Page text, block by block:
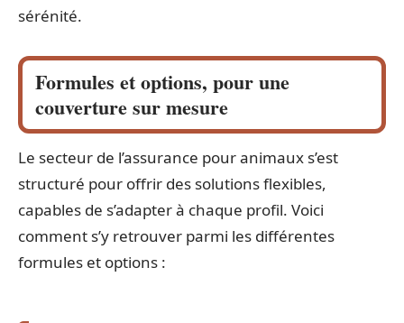
sérénité.
Formules et options, pour une
couverture sur mesure
Le secteur de l’assurance pour animaux s’est
structuré pour offrir des solutions flexibles,
capables de s’adapter à chaque profil. Voici
comment s’y retrouver parmi les différentes
formules et options :